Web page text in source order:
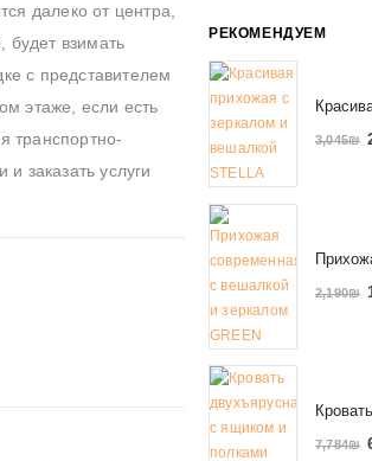
далеко от центра,
взимать
с представителем
этаже, если есть
транспортно-
заказать услуги
РЕКОМЕНДУЕМ
3,045₪
2,190₪
7,784₪